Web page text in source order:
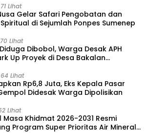
71 Lihat
Gelar Safari Pengobatan dan
di Sejumlah Ponpes Sumenep
70 Lihat
Dibobol, Warga Desak APH
Up Proyek di Desa Bakalan
64 Lihat
Rp6,8 Juta, Eks Kepala Pasar
Didesak Warga Dipolisikan
Lihat
Masa Khidmat 2026-2031 Resmi
Program Super Prioritas Air Mineral